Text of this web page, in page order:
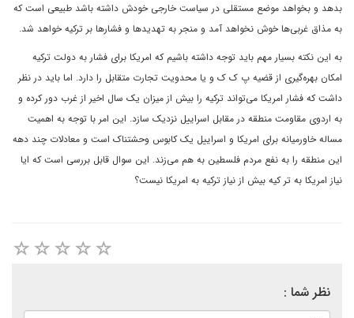
بدهد و بخواهد موضع مستقلی در سیاست خارجی خودش داشته باشد طبیعی است که
به مذاق غربی‌ها خوش نخواهد آمد و منجر به تهدیدها و فشارها بر ترکیه خواهد شد.
به این نکته بسیار مهم باید توجه داشته باشیم که امریکا برای فشار به دولت ترکیه
امکان بهره‌گیری از قضیه پ ک ک و یا محدویت تجارت متقابل را دارد. اما باید در نظر
داشت که فشار امریکا می‌تواند ترکیه را بیش از میزان یک سال اخیر از غرب دور کرده و
به اردوی مقاومت منطقه در مقابل اسراییل نزدیک سازد. این امر با توجه به اهمیت
مساله خاورمیانه برای امریکا و اسراییل یک کابوس وحشتناک است و معادلات چند دهه
این منطقه را به نفع مردم فلسطین به هم می‌زند. این سوال قابل بررسی است که ایا
نیاز امریکا به تر کیه بیش از نیاز ترکیه به امریکا نیست؟
نظر شما :